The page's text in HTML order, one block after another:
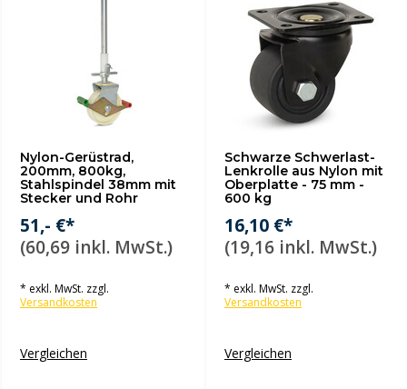
Nylon-Gerüstrad,
200mm, 800kg,
Stahlspindel 38mm mit
Stecker und Rohr
51,- €*
(60,69 inkl. MwSt.)
* exkl. MwSt. zzgl.
Versandkosten
Vergleichen
Schwarze Schwerlast-
Lenkrolle aus Nylon mit
Oberplatte - 75 mm -
600 kg
16,10 €*
(19,16 inkl. MwSt.)
* exkl. MwSt. zzgl.
Versandkosten
Vergleichen